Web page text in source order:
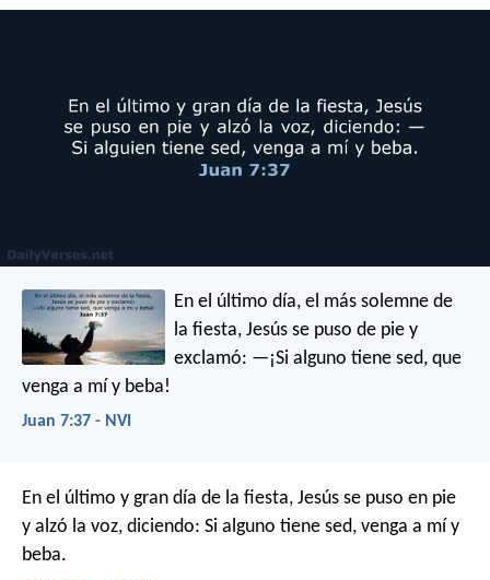
En el último día, el más solemne de
la fiesta, Jesús se puso de pie y
exclamó: —¡Si alguno tiene sed, que
venga a mí y beba!
Juan 7:37 - NVI
En el último y gran día de la fiesta, Jesús se puso en pie
y alzó la voz, diciendo: Si alguno tiene sed, venga a mí y
beba.